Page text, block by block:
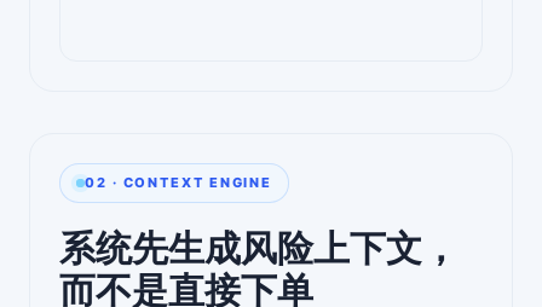
02 · CONTEXT ENGINE
系统先生成风险上下文，
而不是直接下单